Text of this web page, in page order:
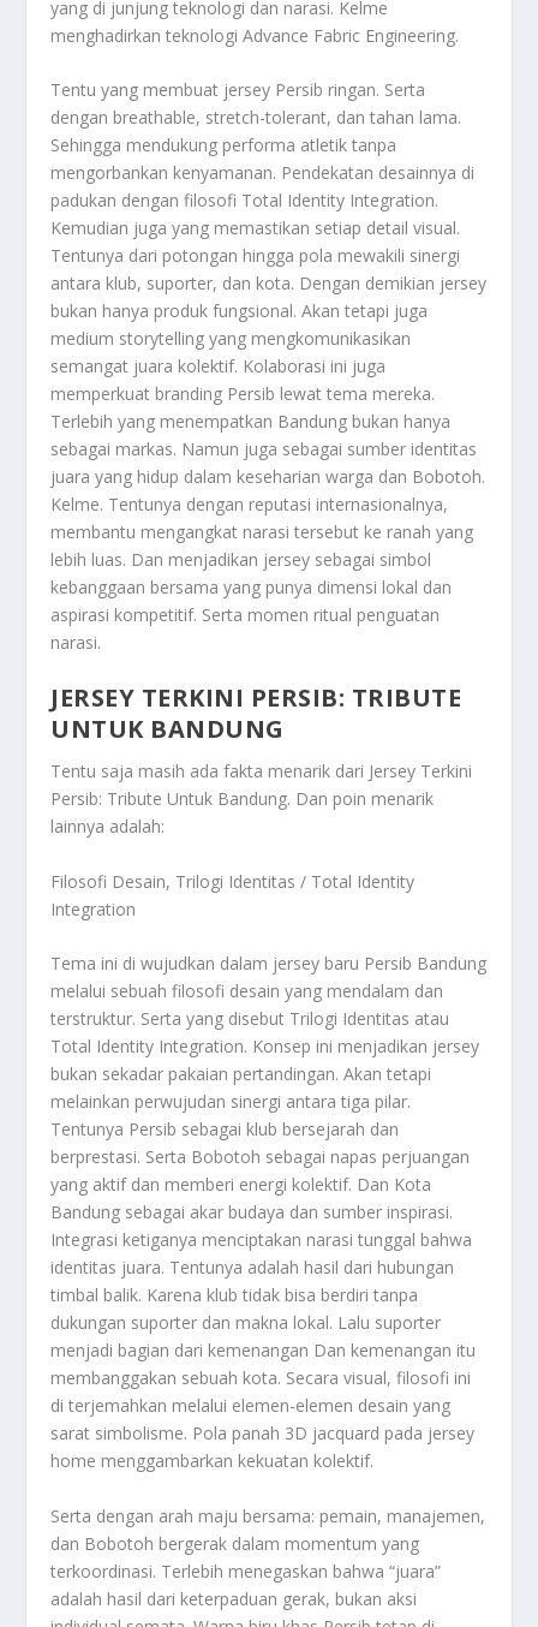
yang di junjung teknologi dan narasi. Kelme
menghadirkan teknologi Advance Fabric Engineering.
Tentu yang membuat jersey Persib ringan. Serta
dengan breathable, stretch-tolerant, dan tahan lama.
Sehingga mendukung performa atletik tanpa
mengorbankan kenyamanan. Pendekatan desainnya di
padukan dengan filosofi Total Identity Integration.
Kemudian juga yang memastikan setiap detail visual.
Tentunya dari potongan hingga pola mewakili sinergi
antara klub, suporter, dan kota. Dengan demikian jersey
bukan hanya produk fungsional. Akan tetapi juga
medium storytelling yang mengkomunikasikan
semangat juara kolektif. Kolaborasi ini juga
memperkuat branding Persib lewat tema mereka.
Terlebih yang menempatkan Bandung bukan hanya
sebagai markas. Namun juga sebagai sumber identitas
juara yang hidup dalam keseharian warga dan Bobotoh.
Kelme. Tentunya dengan reputasi internasionalnya,
membantu mengangkat narasi tersebut ke ranah yang
lebih luas. Dan menjadikan jersey sebagai simbol
kebanggaan bersama yang punya dimensi lokal dan
aspirasi kompetitif. Serta momen ritual penguatan
narasi.
JERSEY TERKINI PERSIB: TRIBUTE
UNTUK BANDUNG
Tentu saja masih ada fakta menarik dari Jersey Terkini
Persib: Tribute Untuk Bandung. Dan poin menarik
lainnya adalah:
Filosofi Desain, Trilogi Identitas / Total Identity
Integration
Tema ini di wujudkan dalam jersey baru Persib Bandung
melalui sebuah filosofi desain yang mendalam dan
terstruktur. Serta yang disebut Trilogi Identitas atau
Total Identity Integration. Konsep ini menjadikan jersey
bukan sekadar pakaian pertandingan. Akan tetapi
melainkan perwujudan sinergi antara tiga pilar.
Tentunya Persib sebagai klub bersejarah dan
berprestasi. Serta Bobotoh sebagai napas perjuangan
yang aktif dan memberi energi kolektif. Dan Kota
Bandung sebagai akar budaya dan sumber inspirasi.
Integrasi ketiganya menciptakan narasi tunggal bahwa
identitas juara. Tentunya adalah hasil dari hubungan
timbal balik. Karena klub tidak bisa berdiri tanpa
dukungan suporter dan makna lokal. Lalu suporter
menjadi bagian dari kemenangan Dan kemenangan itu
membanggakan sebuah kota. Secara visual, filosofi ini
di terjemahkan melalui elemen-elemen desain yang
sarat simbolisme. Pola panah 3D jacquard pada jersey
home menggambarkan kekuatan kolektif.
Serta dengan arah maju bersama: pemain, manajemen,
dan Bobotoh bergerak dalam momentum yang
terkoordinasi. Terlebih menegaskan bahwa “juara”
adalah hasil dari keterpaduan gerak, bukan aksi